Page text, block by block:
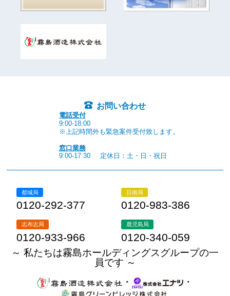
お問い合わせ
電話受付
9:00-18:00
※上記時間外も緊急案件受付致します。
窓口業務
9:00-17:30
定休日：土・日・祝日
都城局
0120-292-377
日南局
0120-983-386
志布志局
0120-933-966
鹿児島局
0120-340-059
～ 私たちは霧島ホールディングスグループの一
員です ～
・
・